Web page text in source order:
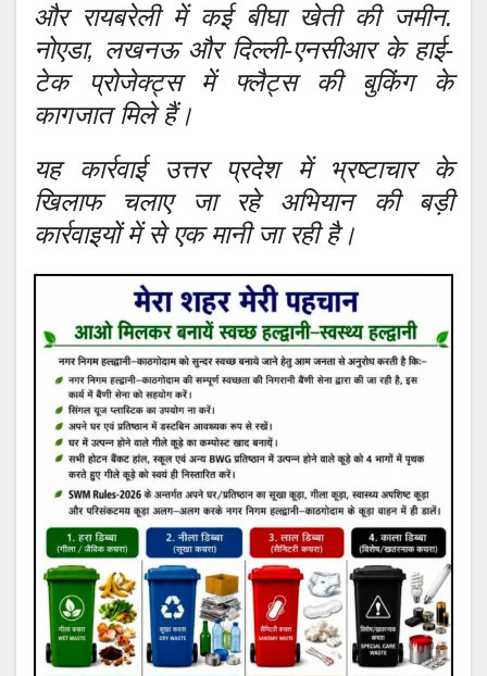
और रायबरेली में कई बीघा खेती की जमीन.
नोएडा, लखनऊ और दिल्ली-एनसीआर के हाई-
टेक प्रोजेक्ट्स में फ्लैट्स की बुकिंग के
कागजात मिले हैं।
यह कार्रवाई उत्तर प्रदेश में भ्रष्टाचार के
खिलाफ चलाए जा रहे अभियान की बड़ी
कार्रवाइयों में से एक मानी जा रही है।